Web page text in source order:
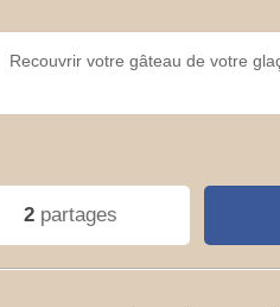
Recouvrir votre gâteau de votre
2partages